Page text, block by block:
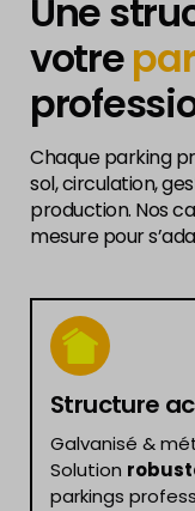
Une
votre
Chaque parking
sol, circulation,
production. Nos
mesure pour
Structure
Galvanisé &
Solution
parkings